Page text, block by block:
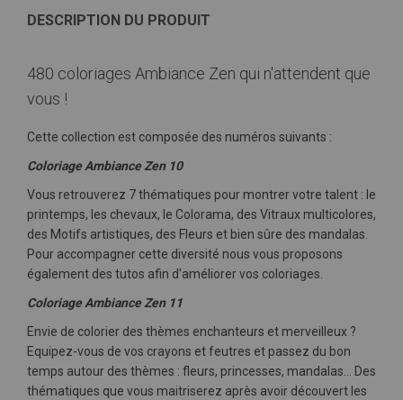
DESCRIPTION DU PRODUIT
480 coloriages Ambiance Zen qui n'attendent que
vous !
Cette collection est composée des numéros suivants :
Coloriage Ambiance Zen 10
Vous retrouverez 7 thématiques pour montrer votre talent : le
printemps, les chevaux, le Colorama, des Vitraux multicolores,
des Motifs artistiques, des Fleurs et bien sûre des mandalas.
Pour accompagner cette diversité nous vous proposons
également des tutos afin d'améliorer vos coloriages.
Coloriage Ambiance Zen 11
Envie de colorier des thèmes enchanteurs et merveilleux ?
Equipez-vous de vos crayons et feutres et passez du bon
temps autour des thèmes : fleurs, princesses, mandalas... Des
thématiques que vous maitriserez après avoir découvert les